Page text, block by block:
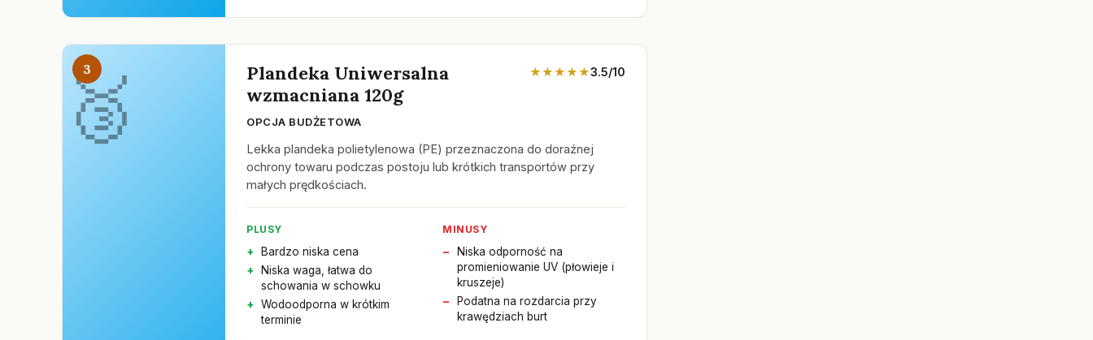
3
Plandeka Uniwersalna
wzmacniana 120g
★★★★★3.5/10
OPCJA BUDŻETOWA
Lekka plandeka polietylenowa (PE) przeznaczona do doraźnej
ochrony towaru podczas postoju lub krótkich transportów przy
małych prędkościach.
PLUSY
Bardzo niska cena
Niska waga, łatwa do
schowania w schowku
Wodoodporna w krótkim
terminie
MINUSY
Niska odporność na
promieniowanie UV (płowieje i
kruszeje)
Podatna na rozdarcia przy
krawędziach burt